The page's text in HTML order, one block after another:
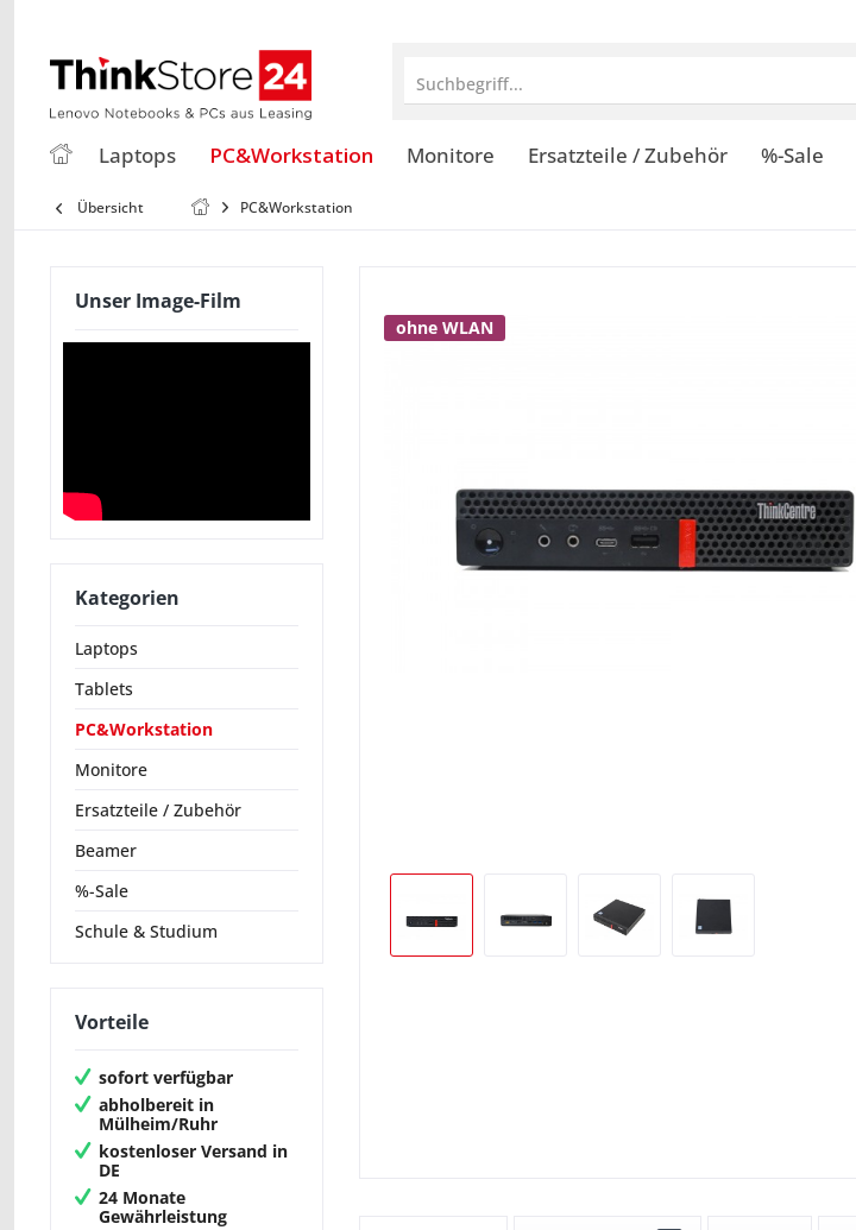
Suchbegriff...
Laptops PC&Workstation Monitore Ersatzteile / Zubehör %-Sale
Übersicht PC&Workstation
Unser Image-Film
Kategorien
Laptops
Tablets
PC&Workstation
Monitore
Ersatzteile / Zubehör
Beamer
%-Sale
Schule & Studium
Vorteile
sofort verfügbar
abholbereit in
Mülheim/Ruhr
kostenloser Versand in
DE
24 Monate
Gewährleistung
ohne WLAN